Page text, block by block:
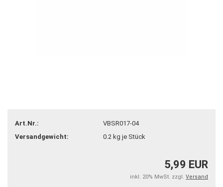
Art.Nr.:
VBSR017-04
Versandgewicht:
0.2 kg je Stück
5,99 EUR
inkl. 20% MwSt. zzgl. Versand